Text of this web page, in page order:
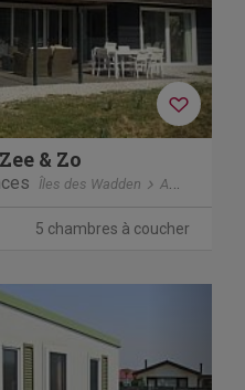
& Zo
Îles des Wadden Ameland
5 chambres à coucher